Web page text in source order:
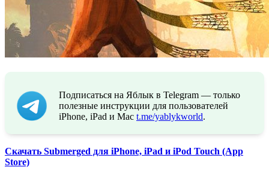
Подписаться на Яблык в Telegram — только
полезные инструкции для пользователей
iPhone, iPad и Mac t.me/yablykworld.
Скачать Submerged для iPhone, iPad и iPod Touch (App
Store)